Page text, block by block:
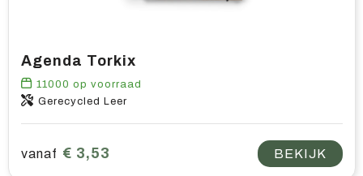
Agenda Torkix
11000 op voorraad
Gerecycled Leer
vanaf € 3,53 BEKIJK